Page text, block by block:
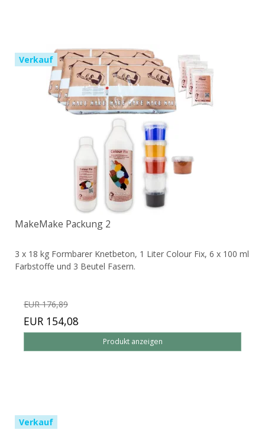
Verkauf
MakeMake Packung 2
3 x 18 kg Formbarer Knetbeton, 1 Liter Colour Fix, 6 x 100 ml
Farbstoffe und 3 Beutel Fasern.
EUR 176,89
EUR 154,08
Produkt anzeigen
Verkauf